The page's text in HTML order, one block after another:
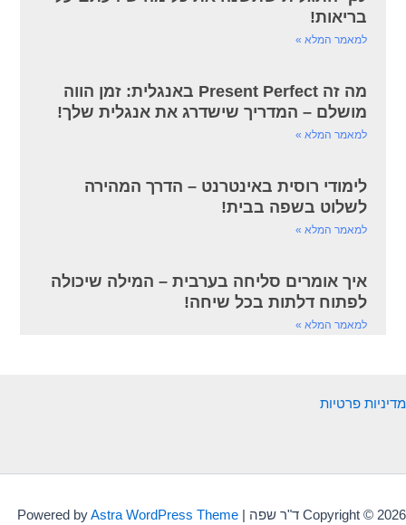
בריאות!
למאמר המלא »
מה זה Present Perfect באנגלית: זמן הווה
מושלם – המדריך שישדרג את אנגלית שלך!
למאמר המלא »
לימודי רוסית באינטרנט – הדרך המהירה
לשלוט בשפה בבית!
למאמר המלא »
איך אומרים סליחה בערבית – המילה שיכולה
לפתוח דלתות בכל שיחה!
למאמר המלא »
מדיניות פרטיות
Copyright © 2026 ד"ר שפה | Powered by Astra WordPress Theme